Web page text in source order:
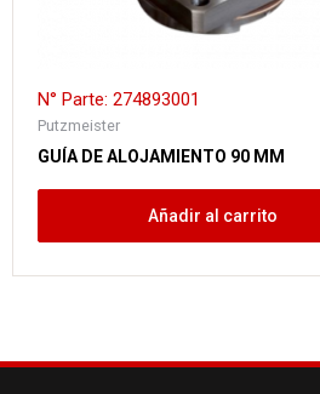
N° Parte: 274893001
Putzmeister
GUÍA DE ALOJAMIENTO 90 MM
Añadir al carrito